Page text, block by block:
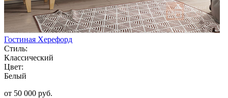
Гостиная Херефорд
Стиль:
Классический
Цвет:
Белый
от 50 000 руб.